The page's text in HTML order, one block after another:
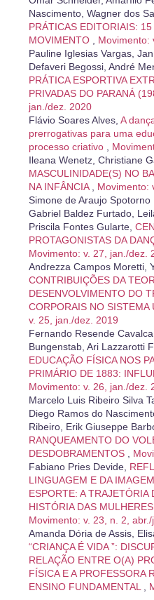
Nascimento, Wagner dos
PRÁTICAS EDITORIAIS:
MOVIMENTO
Movimento:
Pauline Iglesias Vargas,
Defaveri Begossi, André
PRÁTICA ESPORTIVA
PRIVADAS DO PARANÁ
jan./dez. 2020
Flávio Soares Alves, A
prerrogativas para uma
processo criativo
Ileana Wenetz, Christiane
MASCULINIDADE(S) NO
NA INFÂNCIA
Movimento:
Simone de Araujo Spotorno
Gabriel Baldez Furtado,
Priscila Fontes Gularte,
PROTAGONISTAS DA
Movimento: v. 27, jan./dez.
Andrezza Campos Moretti,
CONTRIBUIÇÕES DA
DESENVOLVIMENTO DO
CORPORAIS NO SISTEMA
v. 25, jan./dez. 2019
Fernando Resende
Bungenstab, Ari Lazzarotti
EDUCAÇÃO FÍSICA NOS
PRIMÁRIO DE 1883:
Movimento: v. 26, jan./dez.
Marcelo Luis Ribeiro Silva
Diego Ramos do
Ribeiro, Erik Giuseppe
RANQUEAMENTO DO
DESDOBRAMENTOS
Fabiano Pries Devide,
LINGUAGEM E DA
ESPORTE: A TRAJETÓRIA
HISTÓRIA DAS
Movimento: v. 23, n. 2,
Amanda Dória de Assis,
“CRIANÇA É VIDA ”:
RELAÇÃO ENTRE O(A)
FÍSICA E A PROFESSORA
ENSINO FUNDAMENTAL